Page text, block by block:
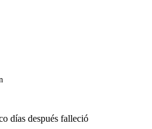
días después falleció